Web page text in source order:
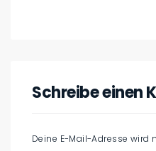
Schreibe einen
Deine E-Mail-Adresse wird